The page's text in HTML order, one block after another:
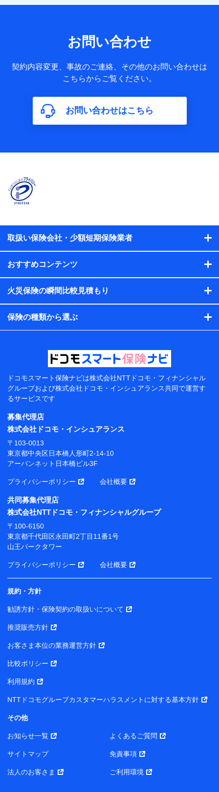
送信履歴などの情報）が含まれます。
約に関する情報。例として、保険契約者及び被保険者の氏
名、住所、生年月日、性別、保険契約者と被保険者の関係、
保険加入の目的、保険商品の内容、保険料、保険料のお支払
年数などの情報、ペットの種類や年齢などの情報などが含ま
れます。
【共同して利用する者の範囲】
株式会社NTTドコモ
当社又は株式会社NTTドコモが提供する保険関連サービスに
おけるユーザ登録受付および管理のため
当社又は株式会社NTTドコモと取引のあるもしくは委託を受
れらに付帯、関連する当社、株式会社NTTドコモおよび提携
会社のサービスを案内、提供するため
析して、お客さまの趣味・嗜好・傾向に応じたサービス・商
各種セミナーの開催のため
コンサルティングサービスの実施のため
アンケートやキャンペーン等の実施のため
上記に係る案内・手続き・管理等付帯業務を行うため
当該個人データを取り扱う各共同利用者（詳細は次のと
東京都千代田区永田町2丁目11番1号 山王パークタワー
株式会社NTTドコモ 代表取締役社長 前田 義晃
東京都中央区日本橋人形町2-14-10 アーバンネット日
本橋ビル 3F
長 吉村 忠義
※ 当社および株式会社NTTドコモは、お客さまの情報
ソナルデータ憲章」に定める行動原則を順守します 。
※ パーソナルデータダッシュボードの「第三者提供の
管理」の設定状態にかかわらず、共同利用する場合があ
ります。
※ dポイントクラブ会員ではないお客さま（2019年12
月11日以降、一度もdポイントクラブ会員であったこと
がないお客さまに限る）に関する、2019年12月10日以
前に取得した個人データは、こちら の利用目的の範囲内
当社は株式会社NTTドコモ・フィナンシャルグループ
との間で、以下のとおり個人データを共同利用しま
す。
【共同して利用される利用データの項目】
当社または株式会社NTTドコモ・フィナンシャルグルー
の個人データ
基本情報
性、連絡先、dポイントサービスのご利用に関する情報。例
所、dポイント残高、dポイント利用履歴などが含まれます。
当社または株式会社NTTドコモ・フィナンシャルグループが
報。例として、当社または株式会社NTTドコモ・フィナンシ
履歴インターネット利用時の行動に関する情報、アプリケー
お問い合わせ
契約内容変更、事故のご連絡、その他のお問い合わせは
こちらからご覧ください。
お問い合わせはこちら
取扱い保険会社・少額短期保険業者
おすすめコンテンツ
火災保険の瞬間比較見積もり
保険の種類から選ぶ
ドコモスマート保険ナビは株式会社NTTドコモ・フィナンシャル
グループおよび株式会社ドコモ・インシュアランス共同で運営す
るサービスです
募集代理店
株式会社ドコモ・インシュアランス
〒103-0013
東京都中央区日本橋人形町2-14-10
アーバンネット日本橋ビル3F
プライバシーポリシー 会社概要
共同募集代理店
株式会社NTTドコモ・フィナンシャルグループ
〒100-6150
東京都千代田区永田町2丁目11番1号
山王パークタワー
プライバシーポリシー 会社概要
規約・方針
勧誘方針・保険契約の取扱いについて
推奨販売方針
お客さま本位の業務運営方針
比較ポリシー
利用規約
NTTドコモグループカスタマーハラスメントに対する基本方針
その他
お知らせ一覧 よくあるご質問
サイトマップ 免責事項
法人のお客さま ご利用環境